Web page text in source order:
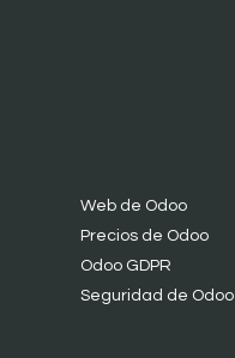
Web de Odoo
Precios de Odoo
Odoo GDPR
Seguridad de Odoo